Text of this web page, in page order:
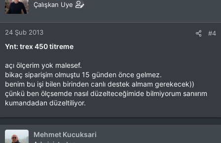
Çalışkan Uye
24 Şub 2013 #4
Ynt: trex 450 titreme
açı ölçerim yok malesef.
bikaç siparişim olmuştu 15 günden önce gelmez.
benim bu işi bilen birinden canlı destek almam gerekecek))
çünkü ben ölçsemde nasıl düzelteceğimide bilmiyorum sanıırım
kumandadan düzeltiliyor.
Mehmet Kucuksari